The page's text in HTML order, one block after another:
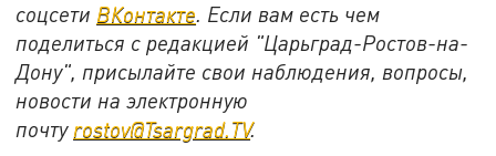
соцсети ВКонтакте. Если вам есть чем
поделиться с редакцией "Царьград-Ростов-на-
Дону", присылайте свои наблюдения, вопросы,
новости на электронную
почту rostov@Tsargrad.ТV.